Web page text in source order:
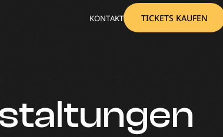
KONTAKT TICKETS KAUFEN